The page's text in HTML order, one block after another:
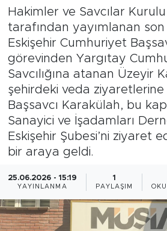
Hakimler ve Savcılar Kurulu
tarafından yayımlanan
Eskişehir Cumhuriyet
görevinden Yargıtay
Savcılığına atanan Üzeyir
şehirdeki veda
Başsavcı Karakülah, bu
Sanayici ve İşadamları
Eskişehir Şubesi’ni ziyaret
bir araya geldi.
25.06.2026 - 15:19
YAYINLANMA
1
PAYLAŞIM
Ekonomi
Eğitim
Sanat
Bölge
Teknoloji
Sektör
Son Dakika Haberleri
Haber Arşivi